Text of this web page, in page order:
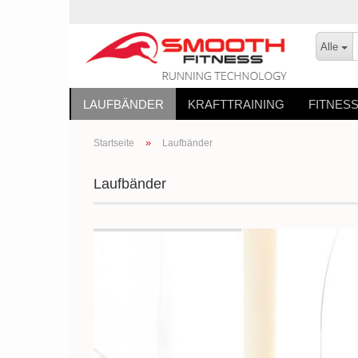
Alle
LAUFBÄNDER KRAFTTRAINING
Startseite » Laufbänder
Laufbänder